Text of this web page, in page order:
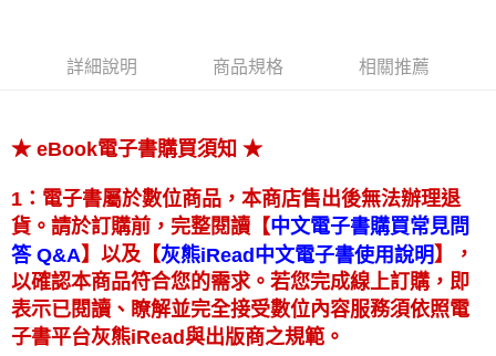
詳細說明 商品規格 相關推薦
★ eBook電子書購買須知 ★
1：電子書屬於數位商品，本商店售出後無法辦理退
貨。請於訂購前，完整閱讀 【中文電子書購買常見問
答 Q&A】 以及 【灰熊iRead中文電子書使用說明 】
，
以確認本商品符合您的需求。若您完成線上訂購，即
表示已閱讀、瞭解並完全接受數位內容服務須依照電
子書平台灰熊iRead與出版商之規範。